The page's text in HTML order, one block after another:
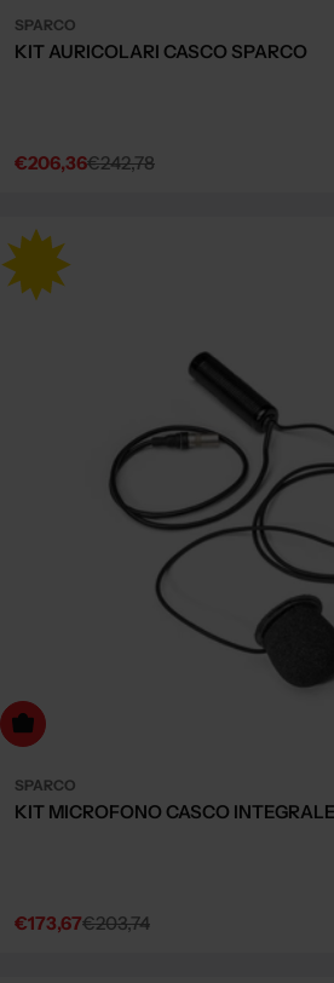
SPARCO
KIT AURICOLARI CASCO SPARCO
Sale
€206,36
Regular €242,78
to cart
SPARCO
KIT MICROFONO CASCO
Sale
€173,67
Regular€203,74